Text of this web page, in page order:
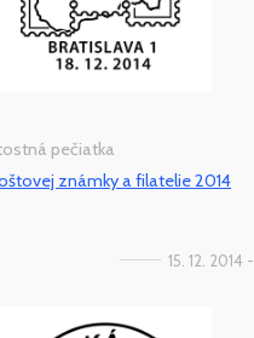
pečiatka
známky a filatelie 2014
15. 12. 2014 -